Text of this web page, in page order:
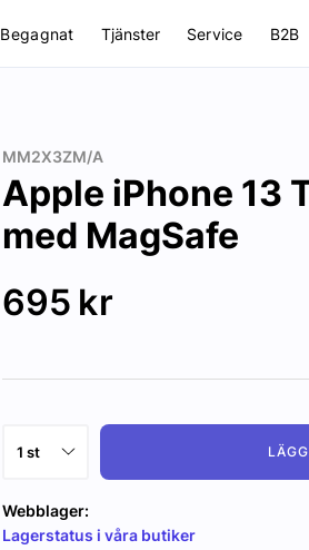
Begagnat Tjänster Service B2B
MM2X3ZM/A
Apple iPhone 13
med MagSafe
695 kr
Webblager:
Lagerstatus i våra butiker